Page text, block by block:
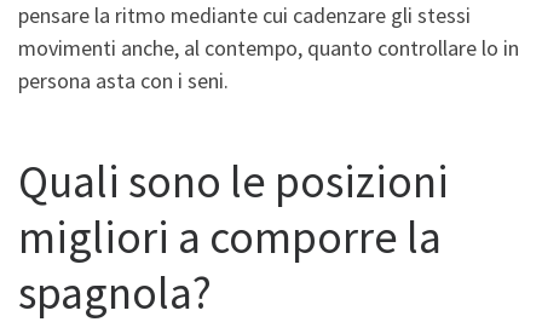
pensare la ritmo mediante cui cadenzare gli stessi
movimenti anche, al contempo, quanto controllare lo in
persona asta con i seni.
Quali sono le posizioni
migliori a comporre la
spagnola?